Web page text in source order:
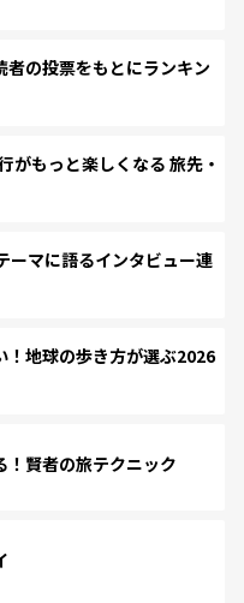
の投票をもとにランキン
もっと楽しくなる 旅先・
ーマに語るインタビュー連
！地球の歩き方が選ぶ2026
！賢者の旅テクニック